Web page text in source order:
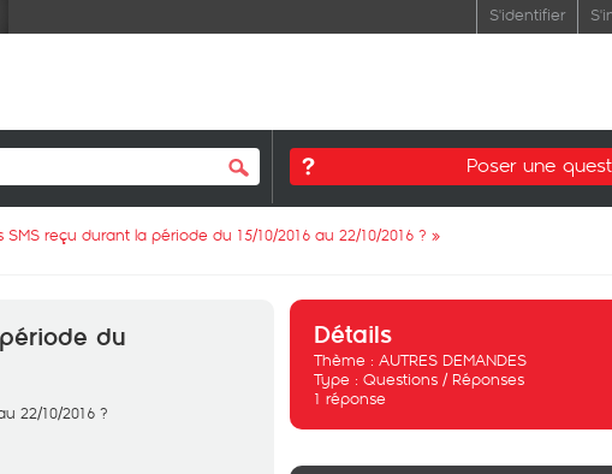
S'identifier
Poser une
reçu durant la période du 15/10/2016 au 22/10/2016 ? »
du
22/10/2016 ?
Détails
Thème : AUTRES DEMANDES
Type : Questions / Réponses
1 réponse